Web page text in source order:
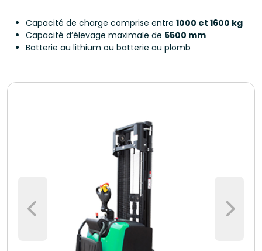
Capacité de charge comprise entre 1000 et 1600 kg
Capacité d’élevage maximale de 5500 mm
Batterie au lithium ou batterie au plomb